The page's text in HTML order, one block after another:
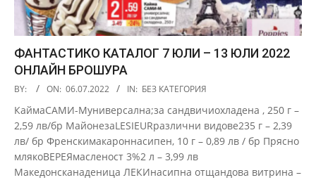
ФАНТАСТИКО КАТАЛОГ 7 ЮЛИ – 13 ЮЛИ 2022
ОНЛАЙН БРОШУРА
2022-
06
BY: ON: 06.07.2022 IN: БЕЗ КАТЕГОРИЯ
КаймаСАМИ-Муниверсална;за сандвичиохладена , 250 г –
2,59 лв/бр МайонезаLESIEURразлични видове235 г – 2,39
лв/ бр Френскимакароннасипен, 10 г – 0,89 лв / бр Прясно
млякоВЕРЕЯмасленост 3%2 л – 3,99 лв
Македонсканаденица ЛЕКИнасипна отщандова витрина –